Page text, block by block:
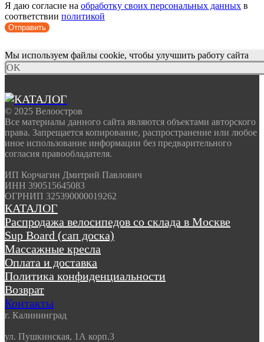
Я даю согласие на обработку своих персональных данных в
соответствии политикой
Отправить
Мы используем файлы cookie, чтобы улучшить работу сайта
OK
© 2025 Велоостров
Все материалы данного сайта являются объектами авторского
права. Запрещается копирование, распространение или любое
иное использование информации без предварительного
согласия правообладателя.
ИП Корчагин Дмитрий Павлович
ИНН 390515645083
ОГРНИП 325390000019262
КАТАЛОГ
Распродажа велосипедов со склада в Москве
Sup Board (сап доска)
Массажные кресла
Оплата и доставка
Политика конфиденциальности
Возврат
Контакты
г. Калининград
ул. Пушкинская, 1А корп.3